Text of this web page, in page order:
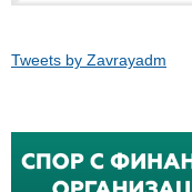
Tweets by Zavrayadm